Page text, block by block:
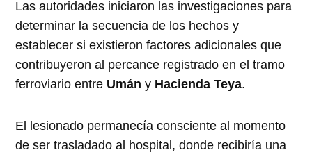
Las autoridades iniciaron las investigaciones para
determinar la secuencia de los hechos y
establecer si existieron factores adicionales que
contribuyeron al percance registrado en el tramo
ferroviario entre Umán y Hacienda Teya.
El lesionado permanecía consciente al momento
de ser trasladado al hospital, donde recibiría una